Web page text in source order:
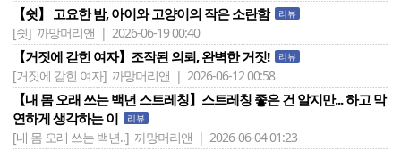
【쉿】 고요한 밤, 아이와 고양이의 작은 소란함 리뷰
[쉿] 까망머리앤 | 2026-06-19 00:40
【거짓에 갇힌 여자】조작된 의뢰, 완벽한 거짓! 리뷰
[거짓에 갇힌 여자] 까망머리앤 | 2026-06-12 00:58
【내 몸 오래 쓰는 백년 스트레칭】스트레칭 좋은 건 알지만... 하고 막
연하게 생각하는 이
리뷰
[내 몸 오래 쓰는 백년..] 까망머리앤 | 2026-06-04 01:23